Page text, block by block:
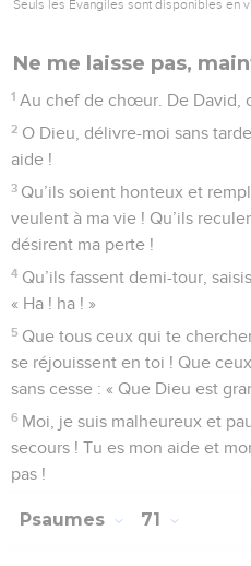
Seuls les Évangiles sont disponibles en
Ne me laisse pas,
1 Au chef de chœur. De David,
2 O Dieu, délivre-moi sans
aide !
3 Qu’ils soient honteux et
veulent à ma vie ! Qu’ils
désirent ma perte !
4 Qu’ils fassent demi-tour,
« Ha ! ha ! »
5 Que tous ceux qui te
se réjouissent en toi ! Que
sans cesse : « Que Dieu est
6 Moi, je suis malheureux et
secours ! Tu es mon aide et
pas !
Psaumes 71